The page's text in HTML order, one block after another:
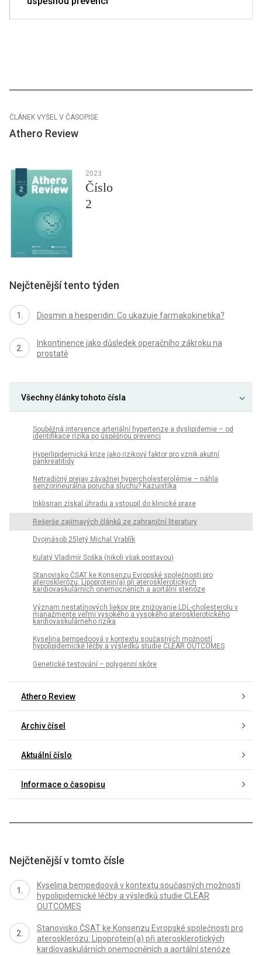
ČLÁNEK VYŠEL V ČASOPISE
Athero Review
2023
Číslo
2
Nejčtenější tento týden
Diosmin a hesperidin: Co ukazuje farmakokinetika?
Inkontinence jako důsledek operačního zákroku na
prostatě
Všechny články tohoto čísla
Souběžná intervence arteriální hypertenze a dyslipidemie – od
identifikace rizika po úspěšnou prevenci
Hyperlipidemická krize jako rizikový faktor pro vznik akutní
pankreatitidy
Netradičný prejav závažnej hypercholesterolémie – náhla
senzorineurálna porucha sluchu? Kazuistika
Inklisiran získal úhradu a vstoupil do klinické praxe
Rešerše zajímavých článků ze zahraniční literatury
Dvojnásob 25letý Michal Vrablík
Kulatý Vladimír Soška (nikoli však postavou)
Stanovisko ČSAT ke Konsenzu Evropské společnosti pro
aterosklerózu: Lipoprotein(a) při aterosklerotických
kardiovaskulárních onemocněních a aortální stenóze
Význam nestatínových liekov pre znižovanie LDL-cholesterolu v
manažmente veľmi vysokého a vysokého aterosklerotického
kardiovaskulárneho rizika
Kyselina bempedoová v kontextu současných možností
hypolipidemické léčby a výsledků studie CLEAR OUTCOMES
Genetické testování – polygenní skóre
Athero Review
Archiv čísel
Aktuální číslo
Informace o časopisu
Nejčtenější v tomto čísle
Kyselina bempedoová v kontextu současných možností
hypolipidemické léčby a výsledků studie CLEAR
OUTCOMES
Stanovisko ČSAT ke Konsenzu Evropské společnosti pro
aterosklerózu: Lipoprotein(a) při aterosklerotických
kardiovaskulárních onemocněních a aortální stenóze